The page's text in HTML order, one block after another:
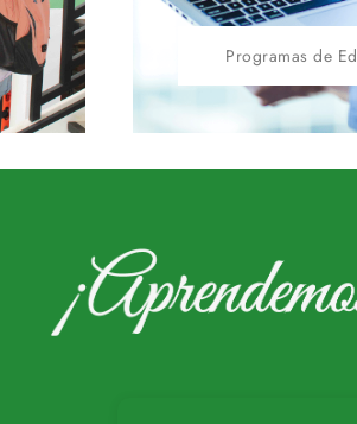
Programas de